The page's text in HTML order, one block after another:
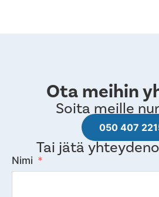
Ota meihin
Soita meille
050 407
Tai jätä
Nimi